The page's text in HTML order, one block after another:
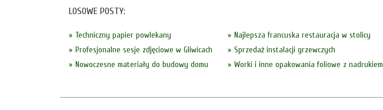
LOSOWE POSTY:
Najlepsza francuska restauracja w stolicy
Techniczny papier powlekany
Sprzedaż instalacji grzewczych
Profesjonalne sesje zdjęciowe w Gliwicach
Worki i inne opakowania foliowe z nadrukiem
Nowoczesne materiały do budowy domu